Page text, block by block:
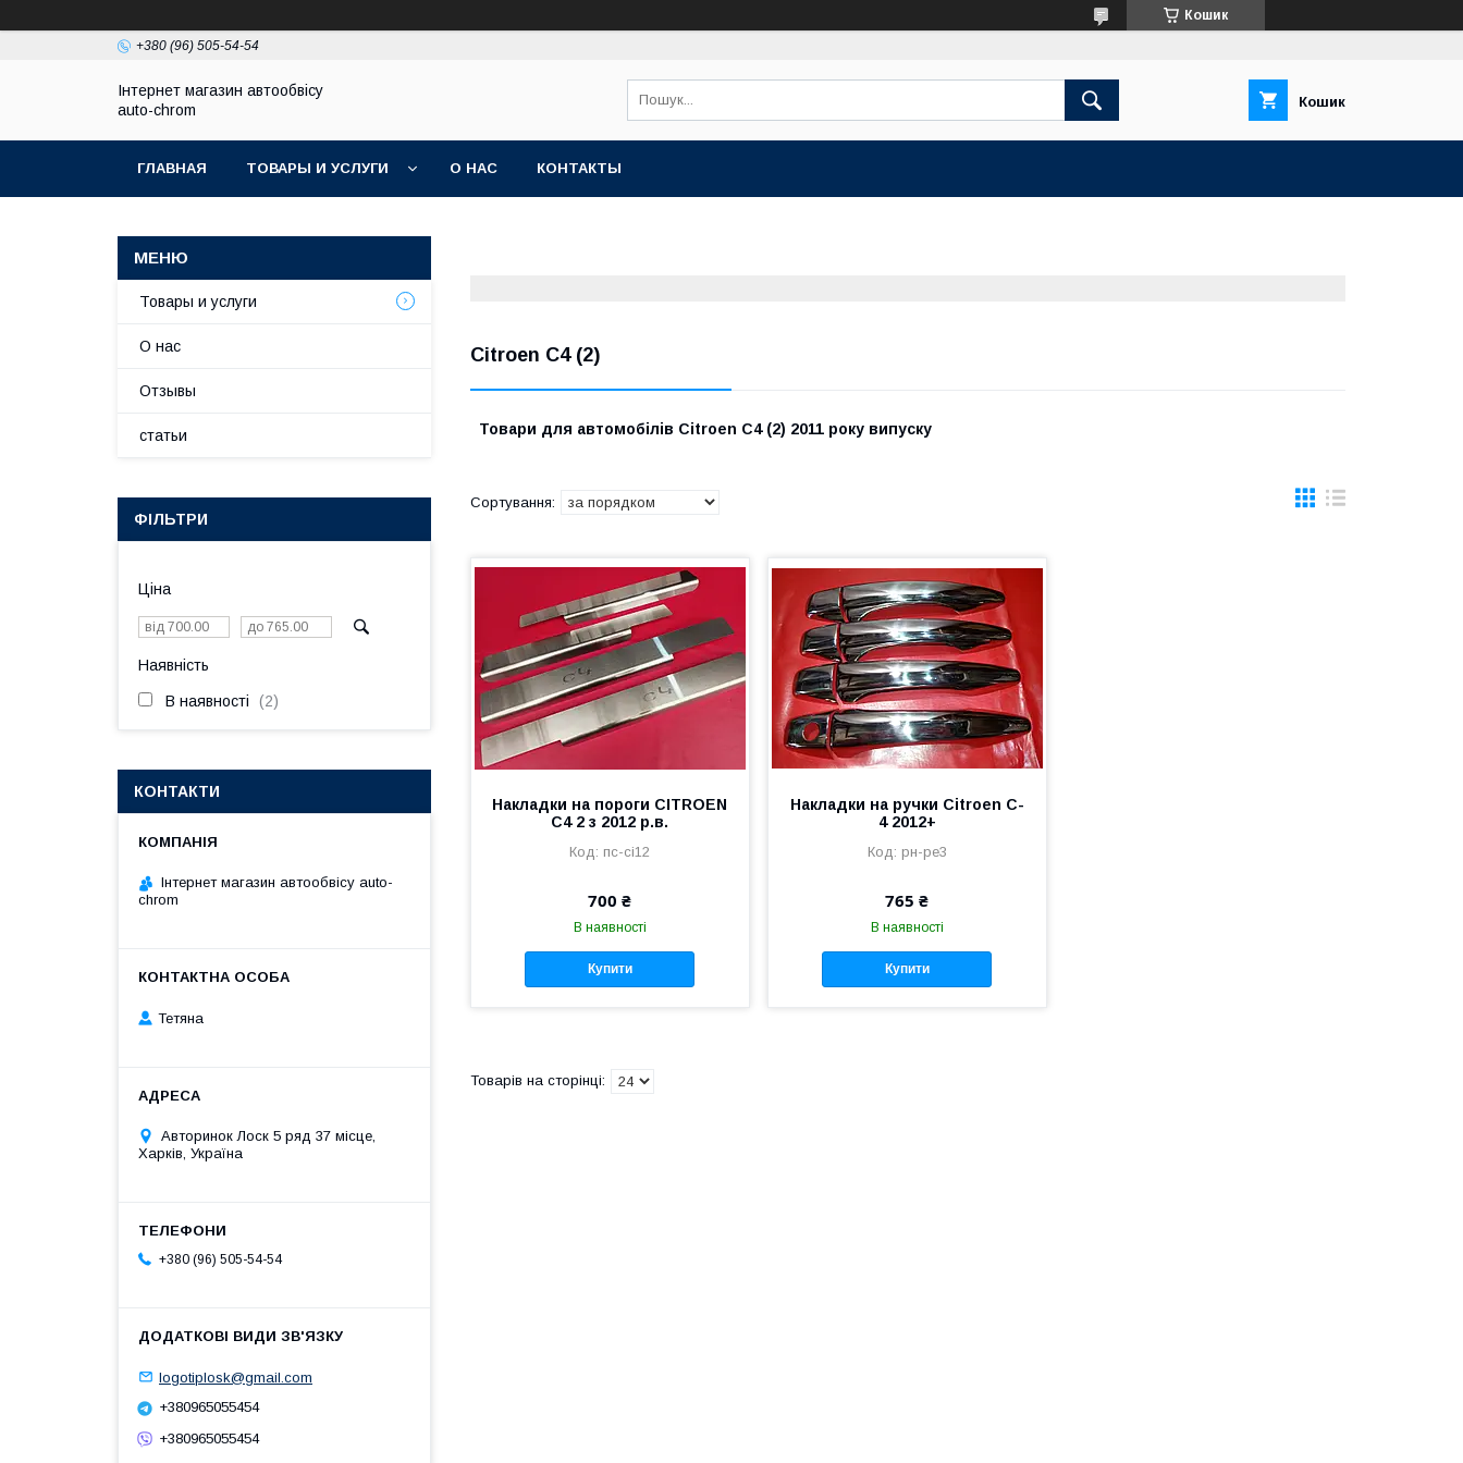
Кошик
+380 (96) 505-54-54
Інтернет магазин автообвісу
auto-chrom
Кошик
ГЛАВНАЯ ТОВАРЫ И УСЛУГИ О НАС КОНТАКТЫ
Citroen C4 (2)
Товари для автомобілів Citroen C4 (2) 2011 року випуску
Накладки на пороги CITROEN
C4 2 з 2012 р.в.
пс-ci12
700 ₴
В наявності
Купити
Накладки на ручки Citroen C-
4 2012+
рн-pe3
765 ₴
В наявності
Купити
Товары и услуги
О нас
Отзывы
статьи
ФІЛЬТРИ
Ціна
Наявність
В наявності 2
КОНТАКТИ
Інтернет магазин автообвісу auto-
chrom
Тетяна
Авторинок Лоск 5 ряд 37 місце,
Харків, Україна
+380 (96) 505-54-54
logotiplosk@gmail.com
+380965055454
+380965055454